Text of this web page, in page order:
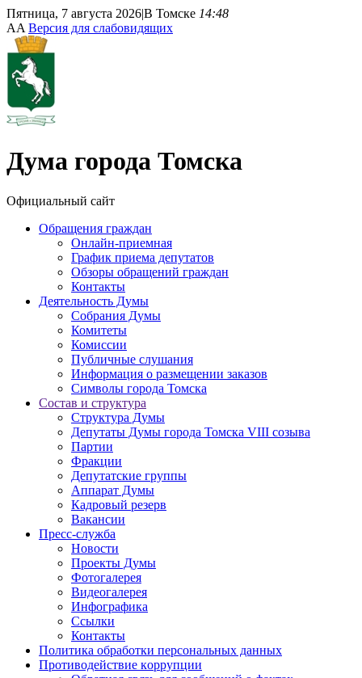
Пятница, 7 августа 2026|В Томске 14:48
AA Версия для слабовидящих
Дума города Томска
Официальный сайт
Обращения граждан
Онлайн-приемная
График приема депутатов
Обзоры обращений граждан
Контакты
Деятельность Думы
Собрания Думы
Комитеты
Комиссии
Публичные слушания
Информация о размещении заказов
Символы города Томска
Состав и структура
Структура Думы
Депутаты Думы города Томска VIII созыва
Партии
Фракции
Депутатские группы
Аппарат Думы
Кадровый резерв
Вакансии
Пресс-служба
Новости
Проекты Думы
Фотогалерея
Видеогалерея
Инфографика
Ссылки
Контакты
Политика обработки персональных данных
Прoтивoдeйствие кoрpупции